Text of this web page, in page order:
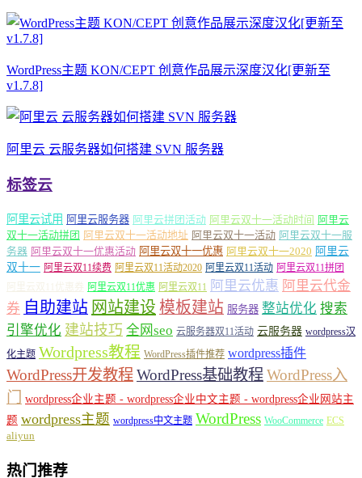
WordPress主题 KON/CEPT 创意作品展示深度汉化[更新至
v1.7.8]
阿里云 云服务器如何搭建 SVN 服务器
标签云
阿里云试用 阿里云服务器 阿里云拼团活动 阿里云双十一活动时间 阿里云
双十一活动拼团 阿里云双十一活动地址 阿里云双十一活动 阿里云双十一服
务器 阿里云双十一优惠活动 阿里云双十一优惠 阿里云双十一2020 阿里云
双十一 阿里云双11续费 阿里云双11活动2020 阿里云双11活动 阿里云双11拼团
阿里云双11优惠券
阿里云双11优惠 阿里云双11 阿里云优惠 阿里云代金
券 自助建站 网站建设 模板建站 服务器 整站优化 搜索
引擎优化 建站技巧 全网seo 云服务器双11活动 云服务器 wordpress汉
化主题 Wordpress教程 WordPress插件推荐 wordpress插件
WordPress开发教程WordPress基础教程WordPress入
门
wordpress企业主题 - wordpress企业中文主题 - wordpress企业网站主
题 wordpress主题 wordpress中文主题 WordPress WooCommerce ECS
aliyun
热门推荐